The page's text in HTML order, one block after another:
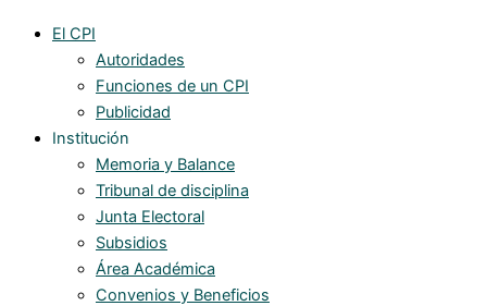
El CPI
Autoridades
Funciones de un CPI
Publicidad
Institución
Memoria y Balance
Tribunal de disciplina
Junta Electoral
Subsidios
Área Académica
Convenios y Beneficios